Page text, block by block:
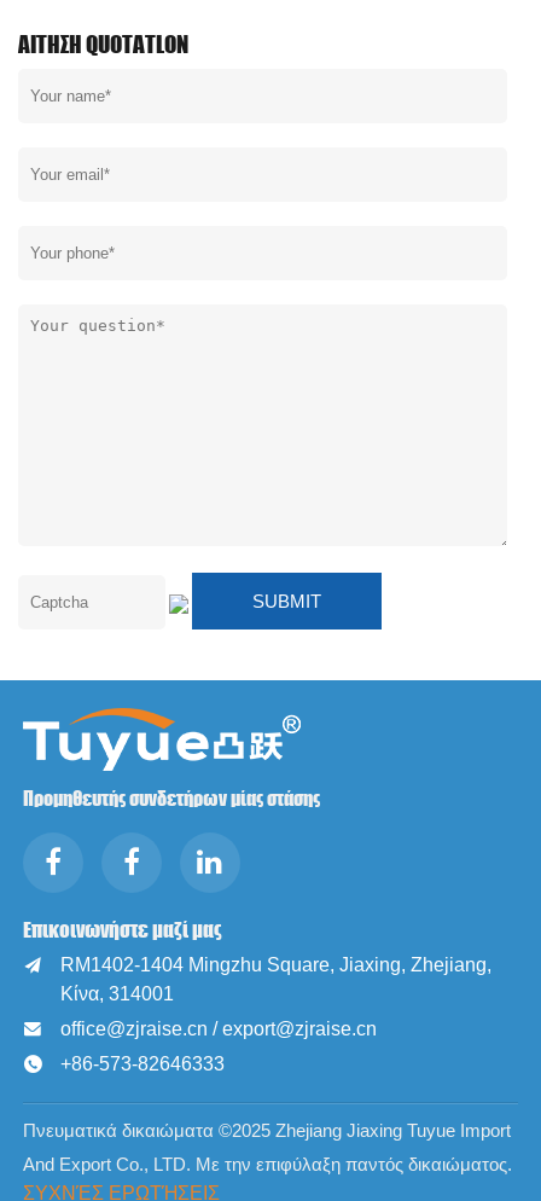
ΑΊΤΗΣΗ QUOTATLON
Προμηθευτής συνδετήρων μίας στάσης
Επικοινωνήστε μαζί μας

RM1402-1404 Mingzhu Square, Jiaxing, Zhejiang,
Κίνα, 314001
 office@zjraise.cn / export@zjraise.cn
 +86-573-82646333
Πνευματικά δικαιώματα ©2025 Zhejiang Jiaxing Tuyue Import
And Export Co., LTD. Με την επιφύλαξη παντός δικαιώματος.
ΣΥΧΝΈΣ ΕΡΩΤΉΣΕΙΣ